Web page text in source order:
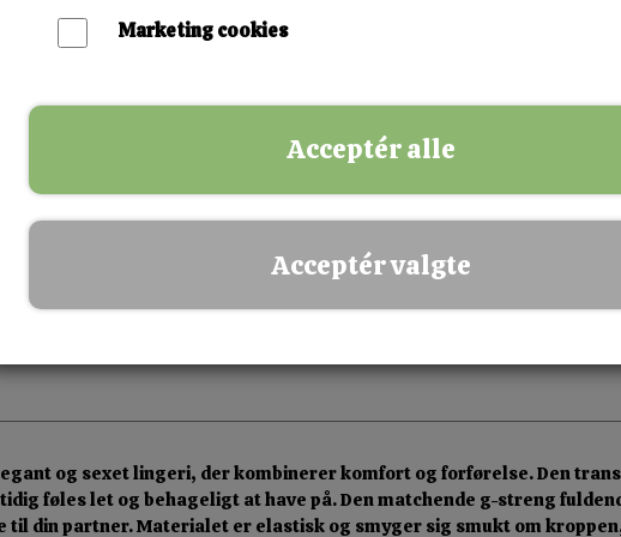
✅ Fysisk butik i Esbjerg
✅ Sikker betaling
og sexet lingeri, der kombinerer komfort og forførelse. Den
føles let og behageligt at have på. Den matchende g-streng
din partner. Materialet er elastisk og smyger sig smukt om
Marketing cookies
Acceptér alle
Acceptér valgte